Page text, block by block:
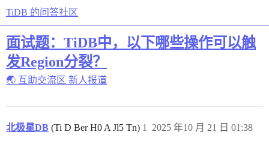
TiDB 的问答社区
面试题：TiDB中，以下哪些操作可以触
发Region分裂？
🌏 互助交流区 新人报道
北极星DB (Ti D Ber H0 A Jl5 Tn) 2025 年10 月 21 日 01:38
1